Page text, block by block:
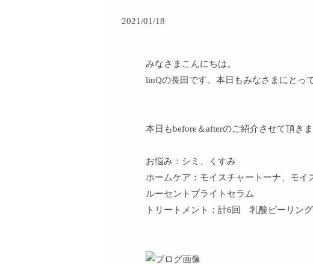
2021/01/18
みなさまこんにちは。
linQの長田です。 本日もみなさまにとっ
本日もbefore＆afterのご紹介させて頂きま
お悩み：シミ、くすみ
ホームケア：モイスチャートーナ、モイ
ルーセントブライトセラム
トリートメント：計6回 乳酸ピーリン